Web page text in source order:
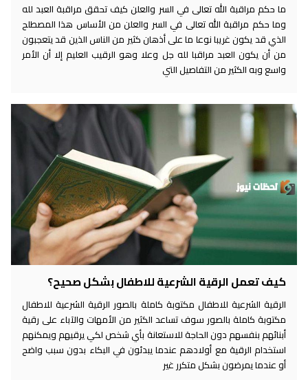
ما حكم مراقبة الله تعالى في السر والعلن كيف تحقق مراقبة العبد لله
وما حكم مراقبة الله تعالى في السر والعلن من الأساس هذا المصطلح
الذي قد يكون غريبا نوعا ما على أذهان كثير من الناس الذين قد يتعجبون
من أن يكون العبد مراقبا لله جل وعلا وهو الرقيب العليم إلا أن الأمر
واسع وبه الكثير من التفاصيل التي
كيف تعمل الرقية الشرعية للاطفال بشكل صحيح؟
الرقية الشرعية للاطفال مكتوبة كاملة بالصور الرقية الشرعية للاطفال
مكتوبة كاملة بالصور سوف تساعد الكثير من الأمهات والآباء على رقية
أبنائهم بنفسهم دون الحاجة للاستعانة بأي شخص لكي يرقيهم ويمكنهم
استخدام الرقية مع أولادهم عندما يبدئون في البكاء بدون سبب واضح
أو عندما يمرضون بشكل متكرر غير